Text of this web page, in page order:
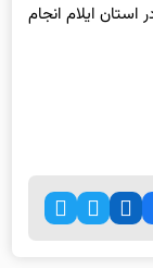
ایلام انجام